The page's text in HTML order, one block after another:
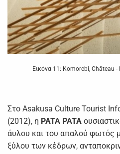
Εικόνα 11: Komorebi, Château -
Στο Asakusa Culture Tourist
(2012), η PATA PATA
άυλου και του απαλού φωτός
ξύλου των κέδρων,